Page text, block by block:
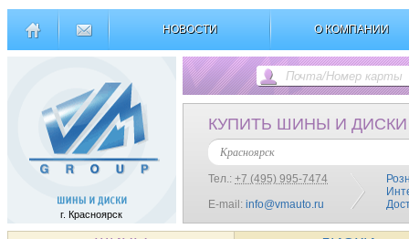
НОВОСТИ О КОМПАНИИ
г. Красноярск
КУПИТЬ ШИНЫ И ДИСКИ
Красноярск
Тел.: +7 (495) 995-7474
E-mail: info@vmauto.ru